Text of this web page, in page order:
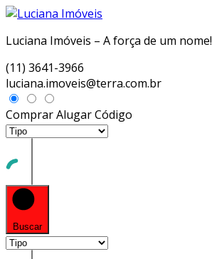
Luciana Imóveis – A força de um nome!
(11) 3641-3966
luciana.imoveis@terra.com.br
ComprarAlugarCódigo
Buscar